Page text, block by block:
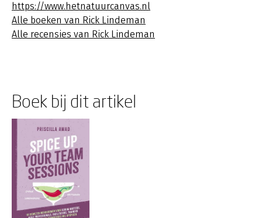
https://www.hetnatuurcanvas.nl
Alle boeken van Rick Lindeman
Alle recensies van Rick Lindeman
Boek bij dit artikel